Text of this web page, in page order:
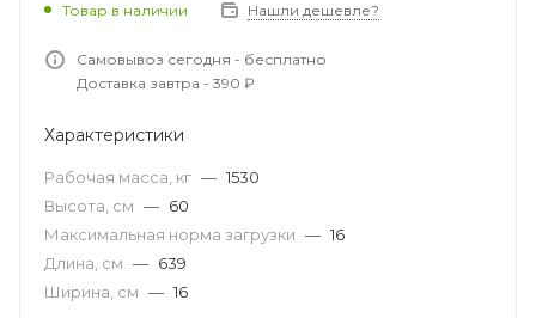
Товар в наличии Нашли дешевле?
Самовывоз сегодня - бесплатно
Доставка завтра - 390 ₽
Характеристики
Рабочая масса, кг — 1530
Высота, см — 60
Максимальная норма загрузки — 16
Длина, см — 639
Ширина, см — 16